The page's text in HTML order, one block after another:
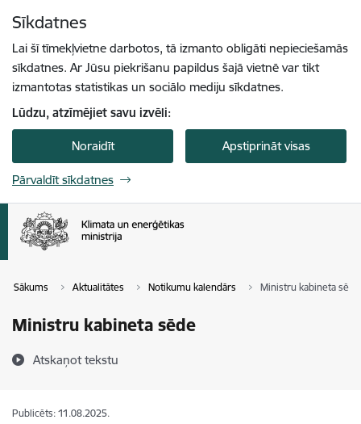
Sīkdatnes
Lai šī tīmekļvietne darbotos, tā izmanto obligāti nepieciešamās
sīkdatnes. Ar Jūsu piekrišanu papildus šajā vietnē var tikt
izmantotas statistikas un sociālo mediju sīkdatnes.
Lūdzu, atzīmējiet savu izvēli:
Noraidīt Apstiprināt visas
Pārvaldīt sīkdatnes
Sākums Aktualitātes Notikumu kalendārs Ministru kabineta sēde
Ministru kabineta sēde
Atskaņot tekstu
Publicēts: 11.08.2025.